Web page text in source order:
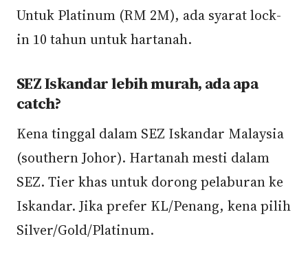
Untuk Platinum (RM 2M), ada syarat lock-
in 10 tahun untuk hartanah.
SEZ Iskandar lebih murah, ada apa
catch?
Kena tinggal dalam SEZ Iskandar Malaysia
(southern Johor). Hartanah mesti dalam
SEZ. Tier khas untuk dorong pelaburan ke
Iskandar. Jika prefer KL/Penang, kena pilih
Silver/Gold/Platinum.